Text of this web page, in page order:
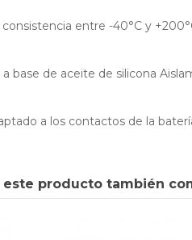
entre -40°C y
base de aceite de silicona
a los contactos de la
producto también